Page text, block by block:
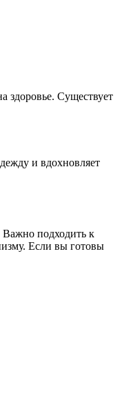
здоровье. Существует
и вдохновляет
Важно подходить к
Если вы готовы